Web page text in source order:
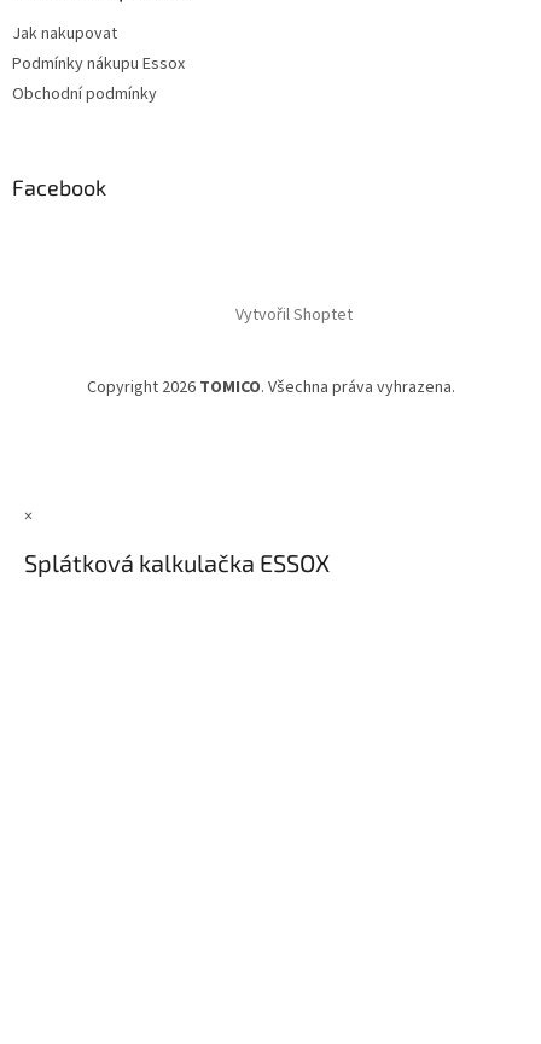
Jak nakupovat
Podmínky nákupu Essox
Obchodní podmínky
Facebook
Vytvořil Shoptet
Copyright 2026 TOMICO. Všechna práva vyhrazena.
×
Splátková kalkulačka ESSOX